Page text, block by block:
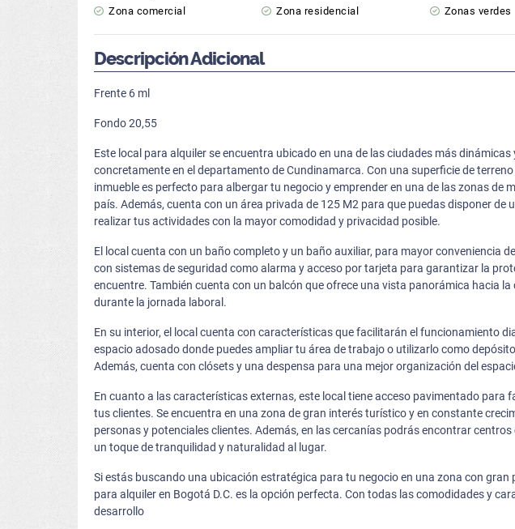
Zona comercial
Zona residencial Zonas verdes
Descripción Adicional
Frente 6 ml
Fondo 20,55
Este local para alquiler se encuentra ubicado en una de las ciudades más
concretamente en el departamento de Cundinamarca. Con una superficie de
inmueble es perfecto para albergar tu negocio y emprender en una de las zonas de
país. Además, cuenta con un área privada de 125 M2 para que puedas disponer de
realizar tus actividades con la mayor comodidad y privacidad posible.
El local cuenta con un baño completo y un baño auxiliar, para mayor conveniencia
con sistemas de seguridad como alarma y acceso por tarjeta para garantizar la
encuentre. También cuenta con un balcón que ofrece una vista panorámica hacia
durante la jornada laboral.
En su interior, el local cuenta con características que facilitarán el funcionamiento
espacio adosado donde puedes ampliar tu área de trabajo o utilizarlo como
Además, cuenta con clósets y una despensa para una mejor organización del
En cuanto a las características externas, este local tiene acceso pavimentado para
tus clientes. Se encuentra en una zona de gran interés turístico y en constante
personas y potenciales clientes. Además, en las cercanías podrás encontrar
un toque de tranquilidad y naturalidad al lugar.
Si estás buscando una ubicación estratégica para tu negocio en una zona con gran
para alquiler en Bogotá D.C. es la opción perfecta. Con todas las comodidades y
desarrollo